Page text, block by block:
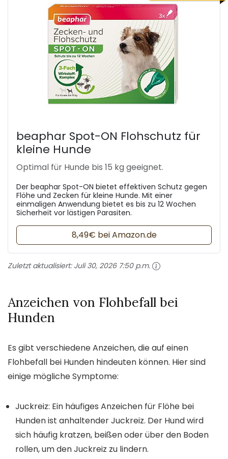
beaphar Spot-ON Flohschutz für
kleine Hunde
Optimal für Hunde bis 15 kg geeignet.
Der beaphar Spot-ON bietet effektiven Schutz gegen
Flöhe und Zecken für kleine Hunde. Mit einer
einmaligen Anwendung bietet es bis zu 12 Wochen
Sicherheit vor lästigen Parasiten.
8,49€ bei Amazon.de
Zuletzt aktualisiert: Juli 30, 2026 7:50 p.m.
Anzeichen von Flohbefall bei
Hunden
Es gibt verschiedene Anzeichen, die auf einen
Flohbefall bei Hunden hindeuten können. Hier sind
einige mögliche Symptome:
Juckreiz: Ein häufiges Anzeichen für Flöhe bei
Hunden ist anhaltender Juckreiz. Der Hund wird
sich häufig kratzen, beißen oder über den Boden
rollen, um den Juckreiz zu lindern.